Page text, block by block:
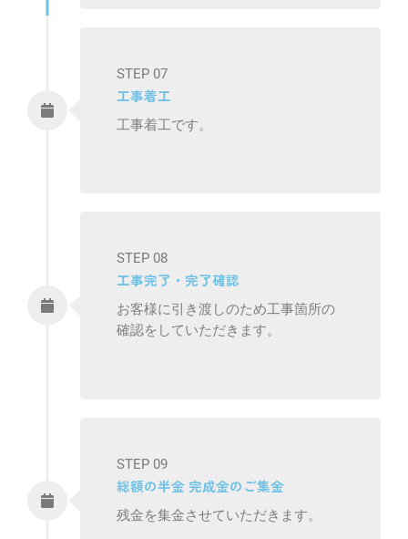
STEP 07
工事着工
工事着工です。
STEP 08
工事完了・完了確認
お客様に引き渡しのため工事箇所の
確認をしていただきます。
STEP 09
総額の半金 完成金のご集金
残金を集金させていただきます。